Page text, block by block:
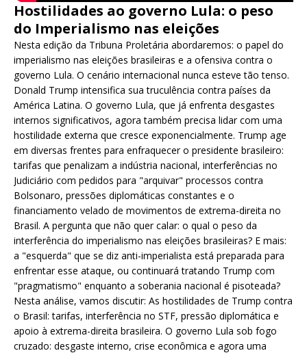
Hostilidades ao governo Lula: o peso
do Imperialismo nas eleições
Nesta edição da Tribuna Proletária abordaremos: o papel do
imperialismo nas eleições brasileiras e a ofensiva contra o
governo Lula. O cenário internacional nunca esteve tão tenso.
Donald Trump intensifica sua truculência contra países da
América Latina. O governo Lula, que já enfrenta desgastes
internos significativos, agora também precisa lidar com uma
hostilidade externa que cresce exponencialmente. Trump age
em diversas frentes para enfraquecer o presidente brasileiro:
tarifas que penalizam a indústria nacional, interferências no
Judiciário com pedidos para "arquivar" processos contra
Bolsonaro, pressões diplomáticas constantes e o
financiamento velado de movimentos de extrema-direita no
Brasil. A pergunta que não quer calar: o qual o peso da
interferência do imperialismo nas eleições brasileiras? E mais:
a "esquerda" que se diz anti-imperialista está preparada para
enfrentar esse ataque, ou continuará tratando Trump com
"pragmatismo" enquanto a soberania nacional é pisoteada?
Nesta análise, vamos discutir: As hostilidades de Trump contra
o Brasil: tarifas, interferência no STF, pressão diplomática e
apoio à extrema-direita brasileira. O governo Lula sob fogo
cruzado: desgaste interno, crise econômica e agora uma